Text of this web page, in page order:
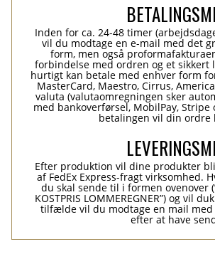
Inden for ca. 24-48 timer
vil du modtage en e-mail med det
form, men også
forbindelse med ordren og et sikkert
hurtigt kan betale med enhver form
MasterCard, Maestro, Cirrus,
valuta (valutaomregningen sker
med bankoverførsel, MobilPay,
betalingen vil din ordre
Efter produktion vil dine produkter
af FedEx Express-fragt virksomhed.
du skal sende til i formen ovenover
KOSTPRIS LOMMEREGNER”) og vil
tilfælde vil du modtage en mail
efter at have